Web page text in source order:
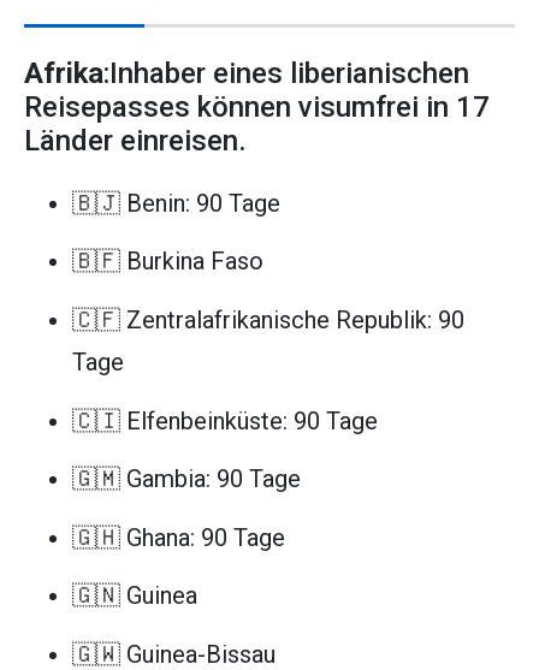
Afrika:Inhaber eines liberianischen
Reisepasses können visumfrei in 17
Länder einreisen.
🇧🇯 Benin: 90 Tage
🇧🇫 Burkina Faso
🇨🇫 Zentralafrikanische Republik: 90
Tage
🇨🇮 Elfenbeinküste: 90 Tage
🇬🇲 Gambia: 90 Tage
🇬🇭 Ghana: 90 Tage
🇬🇳 Guinea
🇬🇼 Guinea-Bissau